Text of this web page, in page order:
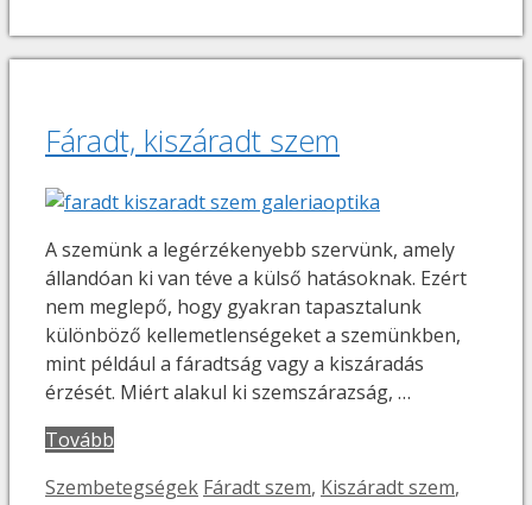
Fáradt, kiszáradt szem
A szemünk a legérzékenyebb szervünk, amely
állandóan ki van téve a külső hatásoknak. Ezért
nem meglepő, hogy gyakran tapasztalunk
különböző kellemetlenségeket a szemünkben,
mint például a fáradtság vagy a kiszáradás
érzését. Miért alakul ki szemszárazság, …
Tovább
Kategória
Szembetegségek Címkék
Fáradt szem, Kiszáradt szem,